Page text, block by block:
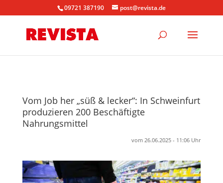
09721 387190 post@revista.de
Vom Job her „süß & lecker“: In Schweinfurt
produzieren 200 Beschäftigte
Nahrungsmittel
vom 26.06.2025 - 11:06 Uhr